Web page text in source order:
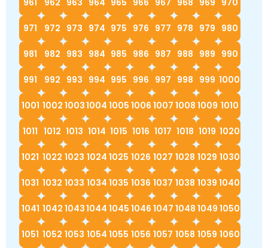
961 962 963 964 965 966 967 968 969 970
971 972 973 974 975 976 977 978 979 980
981 982 983 984 985 986 987 988 989 990
991 992 993 994 995 996 997 998 999 1000
1001 1002 10031004 1005 1006 1007 1008 1009 1010
1011 1012 1013 1014 1015 1016 1017 1018 1019 1020
1021 1022 1023 1024 1025 1026 1027 1028 1029 1030
1031 1032 1033 1034 1035 1036 1037 1038 1039 1040
1041 1042 10431044 1045 1046 1047 1048 1049 1050
1051 1052 1053 1054 1055 1056 1057 1058 1059 1060